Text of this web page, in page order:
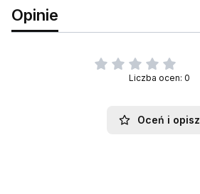
Opinie
Liczba ocen: 0
Oceń i opisz